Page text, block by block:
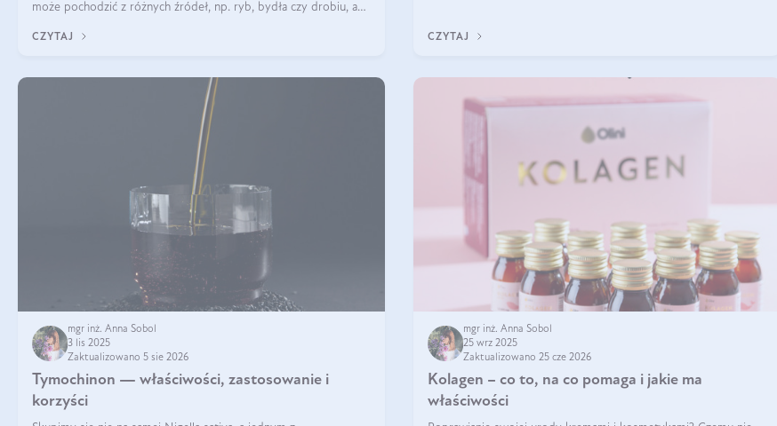
może pochodzić z różnych źródeł, np. ryb, bydła czy drobiu, a
sprawdza się kolagen rybi, a dla wspierania stawów — kolagen
CZYTAJ CZYTAJ
mgr inż. Anna Sobol
3 lis 2025
Zaktualizowano 5 sie 2026
Tymochinon — właściwości, zastosowanie i
korzyści
mgr inż. Anna Sobol
25 wrz 2025
Zaktualizowano 25 cze 2026
Kolagen – co to, na co pomaga i jakie ma
właściwości